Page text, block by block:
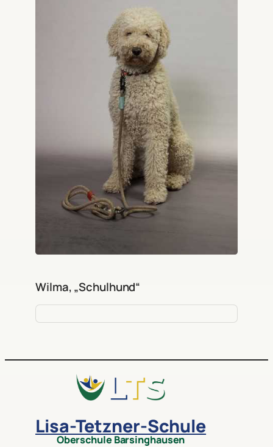
Wilma, „Schulhund“
Lisa-Tetzner-Schule
Oberschule Barsinghausen